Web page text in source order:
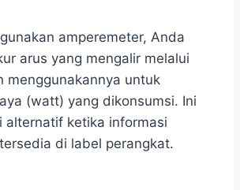
amperemeter, Anda
arus yang mengalir melalui
menggunakannya untuk
(watt) yang dikonsumsi. Ini
alternatif ketika informasi
di label perangkat.